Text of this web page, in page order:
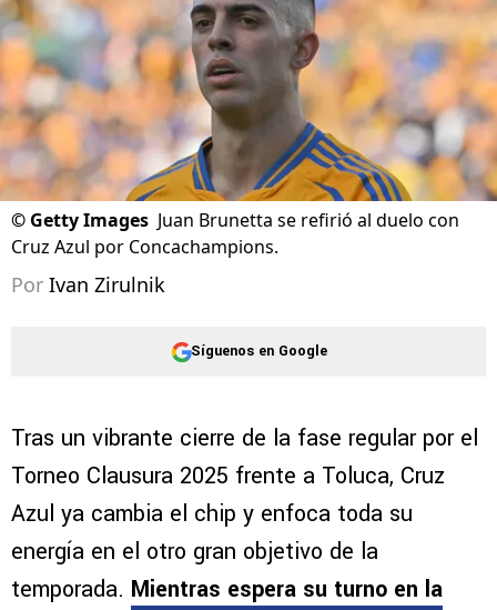
© Getty Images Juan Brunetta se refirió al duelo con
Cruz Azul por Concachampions.
Por Ivan Zirulnik
Síguenos en Google
Tras un vibrante cierre de la fase regular por el
Torneo Clausura 2025 frente a Toluca, Cruz
Azul ya cambia el chip y enfoca toda su
energía en el otro gran objetivo de la
temporada. Mientras espera su turno en la